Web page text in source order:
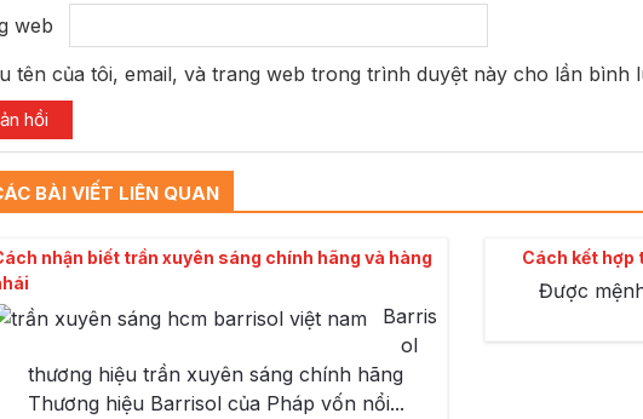
web
tên của tôi, email, và trang web trong trình duyệt này cho lần bình
BÀI VIẾT LIÊN QUAN
nhận biết trần xuyên sáng chính hãng và hàng
Barris
ol
thương hiệu trần xuyên sáng chính hãng
Thương hiệu Barrisol của Pháp vốn nổi...
Cách kết hợp
Được